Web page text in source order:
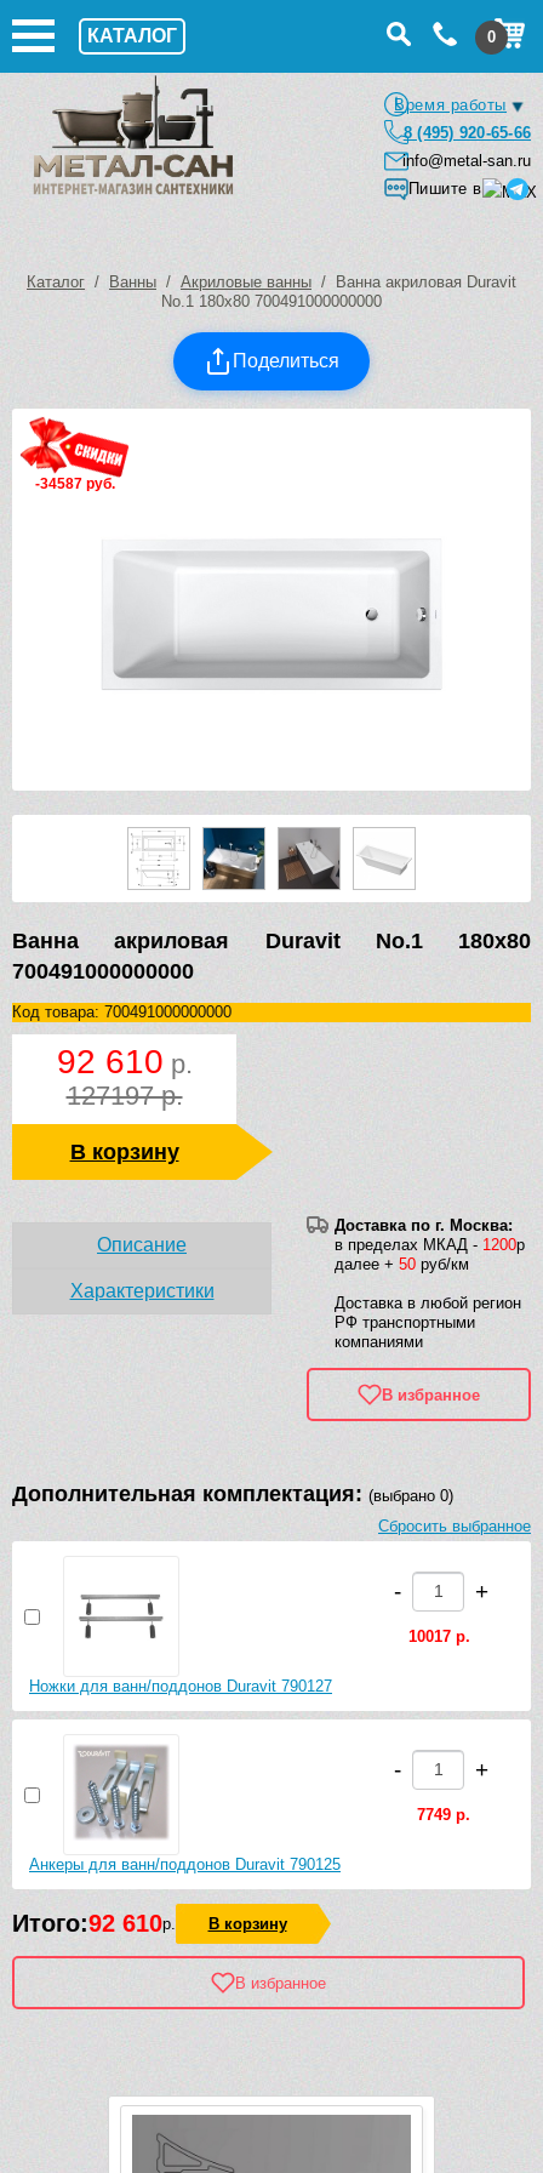
КАТАЛОГ 0
Время работы
8 (495) 920-65-66
info@metal-san.ru
Пишите в
Каталог / Ванны / Акриловые ванны / Ванна акриловая Duravit
No.1 180х80 700491000000000
Поделиться
-34587 руб.
Ванна акриловая Duravit No.1 180х80
700491000000000
Код товара: 700491000000000
92 610 р.
127197 р.
В корзину
Доставка по г. Москва:
в пределах МКАД - 1200р
далее + 50 руб/км
Доставка в любой регион
РФ транспортными
компаниями
В избранное
Описание
Характеристики
Дополнительная комплектация: (выбрано 0)
Сбросить выбранное
Ножки для ванн/поддонов Duravit 790127
- +
10017 р.
Анкеры для ванн/поддонов Duravit 790125
- +
7749 р.
Итого:92 610р. В корзину
В избранное